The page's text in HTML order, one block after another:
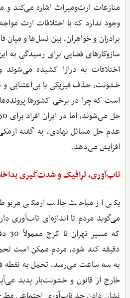
منازعات ارث‌ومیراث اشاره می‌کند و
وجود ندارد که با اختلافات ارث
برادران و خواهران، بین نسل‌ها و
سازوکارهای قضایی برای رسیدگی به
اختلافات به درازا کشیده
خشونت، حذف فیزیکی یا بی‌اعتنایی
است که چرا در برخی کشورها
عدم‌ حل مسائل نهادی، به گفته
افزایش می‌دهد.
تاب‌آوری، ترافیک و شدت‌گیری
یکی از مباحث جالب ارمکی
می‌گوید مردم تا اندازه‌ای تاب‌آوری
دقیقه کند شود، مردم ممکن است
به سه ساعت می‌رسد، تحمل به نقطه
خارج از قانون و خشونت‌بار پدید